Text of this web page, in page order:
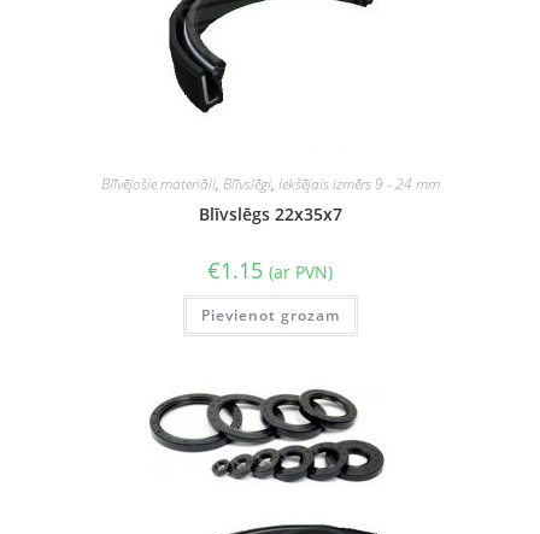
Blīvējošie materiāli, Blīvslēgi, Iekšējais izmērs 9 - 24 mm
Blīvslēgs 22x35x7
€1.15 (ar PVN)
Pievienot grozam